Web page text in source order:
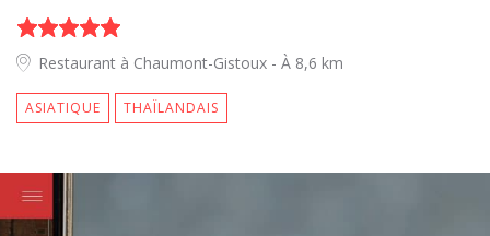
Restaurant à Chaumont-Gistoux - À 8,6 km
ASIATIQUE THAÏLANDAIS